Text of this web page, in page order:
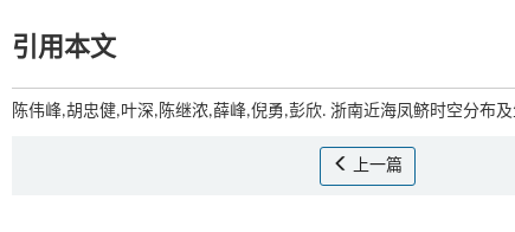
引用本文
陈伟峰,胡忠健,叶深,陈继浓,薛峰,倪勇,彭欣. 浙南近海凤鲚时空分布及
上一篇